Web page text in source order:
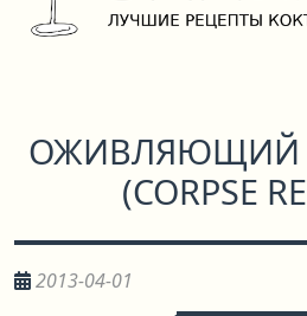
ОЖИВЛЯЮЩИЙ
(CORPSE
2013-04-01